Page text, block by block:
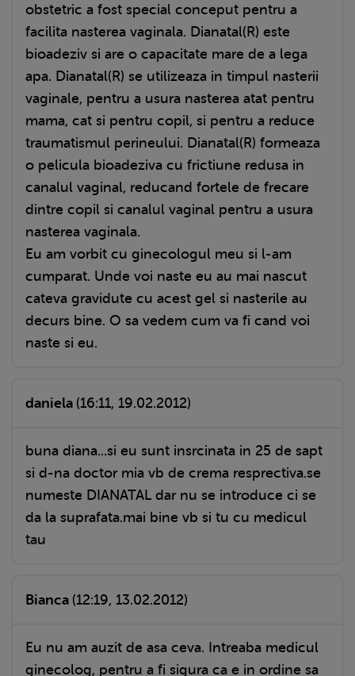
obstetric a fost special conceput pentru a
facilita nasterea vaginala. Dianatal(R) este
bioadeziv si are o capacitate mare de a lega
apa. Dianatal(R) se utilizeaza in timpul nasterii
vaginale, pentru a usura nasterea atat pentru
mama, cat si pentru copil, si pentru a reduce
traumatismul perineului. Dianatal(R) formeaza
o pelicula bioadeziva cu frictiune redusa in
canalul vaginal, reducand fortele de frecare
dintre copil si canalul vaginal pentru a usura
nasterea vaginala.
Eu am vorbit cu ginecologul meu si l-am
cumparat. Unde voi naste eu au mai nascut
cateva gravidute cu acest gel si nasterile au
decurs bine. O sa vedem cum va fi cand voi
naste si eu.
daniela (16:11, 19.02.2012)
buna diana...si eu sunt insrcinata in 25 de sapt
si d-na doctor mia vb de crema resprectiva.se
numeste DIANATAL dar nu se introduce ci se
da la suprafata.mai bine vb si tu cu medicul
tau
Bianca (12:19, 13.02.2012)
Eu nu am auzit de asa ceva. Intreaba medicul
ginecolog, pentru a fi sigura ca e in ordine sa